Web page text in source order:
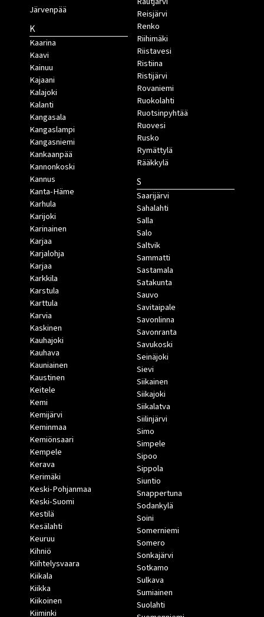
Järvenpää
K
Kaarina
Kaavi
Kainuu
Kajaani
Kalajoki
Kalanti
Kangasala
Kangaslampi
Kangasniemi
Kankaanpää
Kannonkoski
Kannus
Kanta-Häme
Karhula
Karijoki
Karinainen
Karjaa
Karjalohja
Karjaa
Karkkila
Karstula
Karttula
Karvia
Kaskinen
Kauhajoki
Kauhava
Kauniainen
Kaustinen
Keitele
Kemi
Kemijärvi
Keminmaa
Kemiönsaari
Kempele
Kerava
Kerimäki
Keski-Pohjanmaa
Keski-Suomi
Kestilä
Kesälahti
Keuruu
Kihniö
Kiihtelysvaara
Kiikala
Kiikka
Kiikoinen
Kiiminki
Reisjärvi
Renko
Riihimäki
Riistavesi
Ristiina
Ristijärvi
Rovaniemi
Ruokolahti
Ruotsinpyhtää
Ruovesi
Rusko
Rymättylä
Rääkkylä
S
Saarijärvi
Sahalahti
Salla
Salo
Saltvik
Sammatti
Sastamala
Satakunta
Sauvo
Savitaipale
Savonlinna
Savonranta
Savukoski
Seinäjoki
Sievi
Siikainen
Siikajoki
Siikalatva
Siilinjärvi
Simo
Simpele
Sipoo
Sippola
Siuntio
Snappertuna
Sodankylä
Soini
Somerniemi
Somero
Sonkajärvi
Sotkamo
Sulkava
Sumiainen
Suolahti